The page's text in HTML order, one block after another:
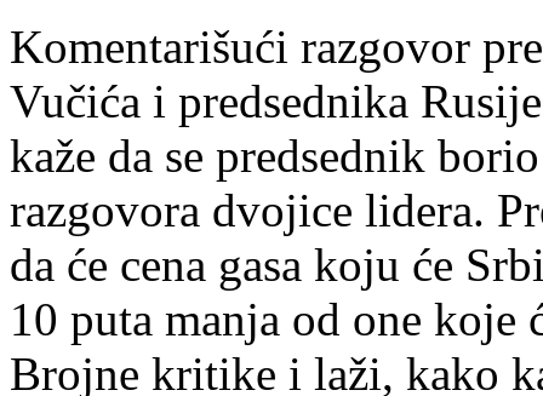
Komentarišući razgovor
Vučića i predsednika
kaže da se predsednik
razgovora dvojice lidera.
da će cena gasa koju će
10 puta manja od one koje
Brojne kritike i laži, kako